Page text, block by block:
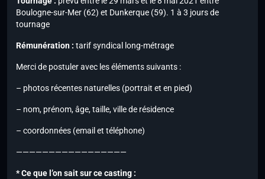
Boulogne-sur-Mer (62) et Dunkerque (59). 1 à 3 jours de
tournage
Rémunération : tarif syndical long-métrage
Merci de postuler avec les éléments suivants :
– photos récentes naturelles (portrait et en pied)
– nom, prénom, âge, taille, ville de résidence
– coordonnées (email et téléphone)
—————————————————
* Ce que l’on sait sur ce casting :